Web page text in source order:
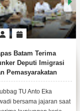
Puluhan Ribu Batang
Rokok Illegal Senilai Rp
50,5 Juta Diamankan Bea
Cukai Batam
Pegawai Bea Cukai Batam
memeriksa rokok ilegal di